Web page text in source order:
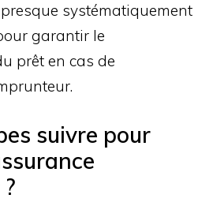
systématiquement
garantir le
prêt en cas de
suivre pour